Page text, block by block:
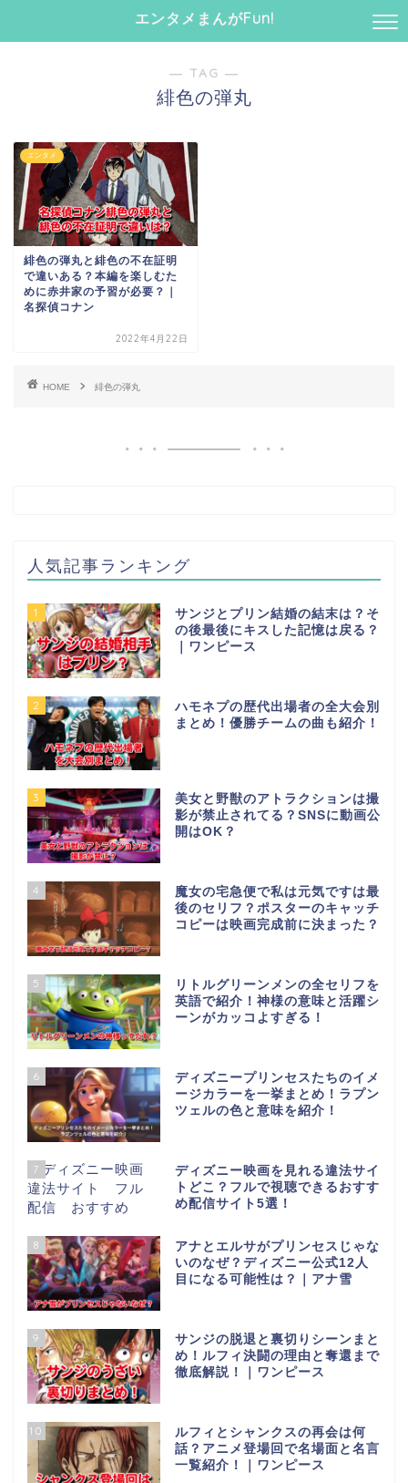
エンタメまんがFun!
― TAG ―
緋色の弾丸
エンタメ
緋色の弾丸と緋色の不在証明
で違いある？本編を楽しむた
めに赤井家の予習が必要？｜
名探偵コナン
2022年4月22日
HOME 緋色の弾丸
人気記事ランキング
1
サンジとプリン結婚の結末は？そ
の後最後にキスした記憶は戻る？
｜ワンピース
2
ハモネプの歴代出場者の全大会別
まとめ！優勝チームの曲も紹介！
3
美女と野獣のアトラクションは撮
影が禁止されてる？SNSに動画公
開はOK？
4
魔女の宅急便で私は元気ですは最
後のセリフ？ポスターのキャッチ
コピーは映画完成前に決まった？
5
リトルグリーンメンの全セリフを
英語で紹介！神様の意味と活躍シ
ーンがカッコよすぎる！
6
ディズニープリンセスたちのイメ
ージカラーを一挙まとめ！ラプン
ツェルの色と意味を紹介！
7
ディズニー映画を見れる違法サイ
トどこ？フルで視聴できるおすす
め配信サイト5選！
8
アナとエルサがプリンセスじゃな
いのなぜ？ディズニー公式12人
目になる可能性は？｜アナ雪
9
サンジの脱退と裏切りシーンまと
め！ルフィ決闘の理由と奪還まで
徹底解説！｜ワンピース
10
ルフィとシャンクスの再会は何
話？アニメ登場回で名場面と名言
一覧紹介！｜ワンピース